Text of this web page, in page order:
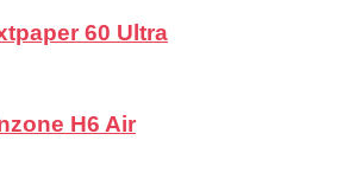
60 Ultra
H6 Air